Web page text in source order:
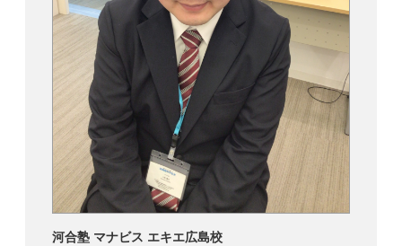
河合塾 マナビス エキエ広島校